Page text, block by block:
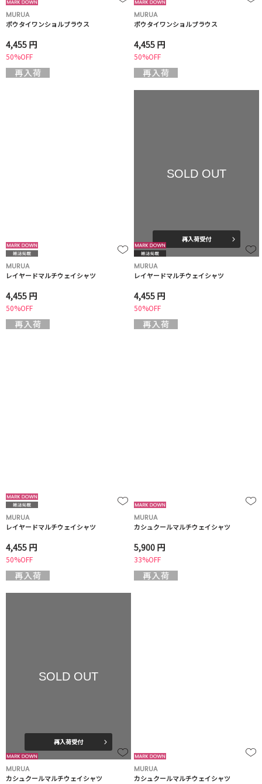
MURUA
ボウタイワンショルブラウス
4,455 円
50%OFF
MURUA
ボウタイワンショルブラウス
4,455 円
50%OFF
MURUA
レイヤードマルチウェイシャツ
4,455 円
50%OFF
SOLD OUT
再入荷受付
MURUA
レイヤードマルチウェイシャツ
4,455 円
50%OFF
MURUA
レイヤードマルチウェイシャツ
4,455 円
50%OFF
MURUA
カシュクールマルチウェイシャツ
5,900 円
33%OFF
SOLD OUT
再入荷受付
MURUA
カシュクールマルチウェイシャツ
MURUA
カシュクールマルチウェイシャツ